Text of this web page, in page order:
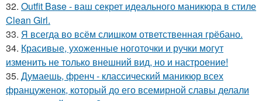
32. Outfit Base - ваш секрет идеального маникюра в стиле
Clean Girl.
33. Я всегда во всём слишком ответственная грёбано.
34. Красивые, ухоженные ноготочки и ручки могут
изменить не только внешний вид, но и настроение!
35. Думаешь, френч - классический маникюр всех
француженок, который до его всемирной славы делали